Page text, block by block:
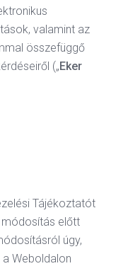
valamint az
összefüggő
(„Eker
Tájékoztatót
előtt
úgy,
Weboldalon